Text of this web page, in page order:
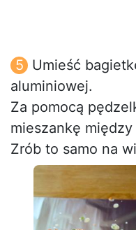
Umieść
aluminiowej.
Za pomocą
mieszankę
Zrób to samo na